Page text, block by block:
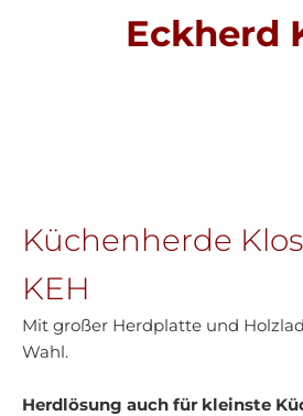
Eckherd
Küchenherde
KEH
Mit großer Herdplatte und
Wahl.
Herdlösung auch für kleinste